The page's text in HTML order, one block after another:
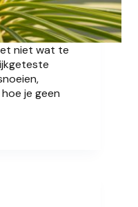
niet wat te
je geen